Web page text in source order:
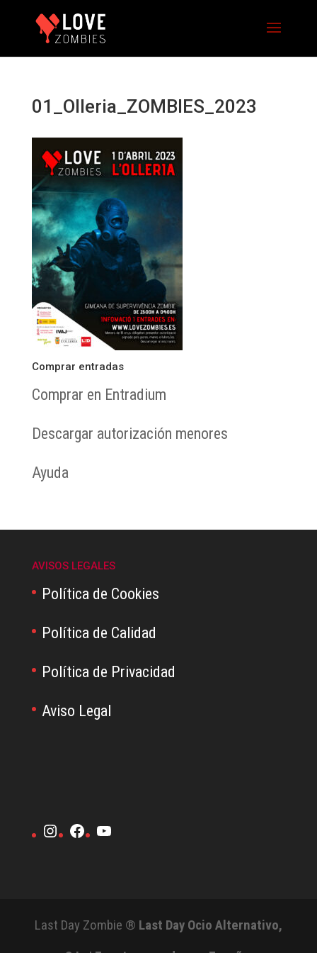
01_Olleria_ZOMBIES_2023
Comprar entradas
Comprar en Entradium
Descargar autorización menores
Ayuda
AVISOS LEGALES
Política de Cookies
Política de Calidad
Política de Privacidad
Aviso Legal
Instagram
Facebook
YouTube
Last Day Zombie ® Last Day Ocio Alternativo,